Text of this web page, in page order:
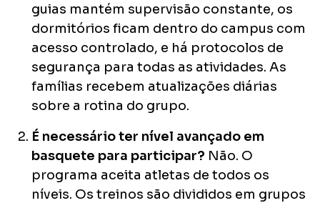
guias mantém supervisão constante, os
dormitórios ficam dentro do campus com
acesso controlado, e há protocolos de
segurança para todas as atividades. As
famílias recebem atualizações diárias
sobre a rotina do grupo.
É necessário ter nível avançado em
basquete para participar? Não. O
programa aceita atletas de todos os
níveis. Os treinos são divididos em grupos